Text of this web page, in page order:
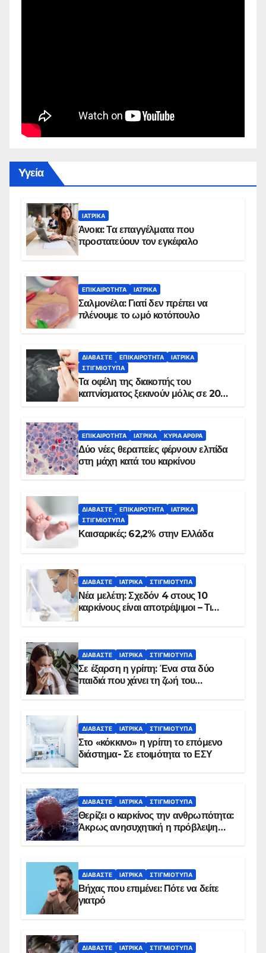
Yγεία
ΙΑΤΡΙΚΆ
Άνοια: Τα επαγγέλματα που
προστατεύουν τον εγκέφαλο
ΕΠΙΚΑΙΡΌΤΗΤΑ ΙΑΤΡΙΚΆ
Σαλμονέλα: Γιατί δεν πρέπει να
πλένουμε το ωμό κοτόπουλο
ΔΙΑΒΆΣΤΕ ΕΠΙΚΑΙΡΌΤΗΤΑ
ΙΑΤΡΙΚΆ
ΣΤΙΓΜΙΌΤΥΠΑ
Τα οφέλη της διακοπής του
καπνίσματος ξεκινούν μόλις σε 20
ΕΠΙΚΑΙΡΌΤΗΤΑ ΙΑΤΡΙΚΆ ΚΥΡΙΑ ΑΡΘΡΑ
Δύο νέες θεραπείες φέρνουν ελπίδα
στη μάχη κατά του καρκίνου
ΔΙΑΒΆΣΤΕ ΕΠΙΚΑΙΡΌΤΗΤΑ
ΙΑΤΡΙΚΆ
ΣΤΙΓΜΙΌΤΥΠΑ
Καισαρικές: 62,2% στην Ελλάδα
ΔΙΑΒΆΣΤΕ ΙΑΤΡΙΚΆ ΣΤΙΓΜΙΌΤΥΠΑ
Νέα μελέτη: Σχεδόν 4 στους 10
καρκίνους είναι αποτρέψιμοι – Τι
ΔΙΑΒΆΣΤΕ ΙΑΤΡΙΚΆ ΣΤΙΓΜΙΌΤΥΠΑ
Σε έξαρση η γρίπη: Ένα στα δύο
παιδιά που χάνει τη ζωή του
ΔΙΑΒΆΣΤΕ ΙΑΤΡΙΚΆ ΣΤΙΓΜΙΌΤΥΠΑ
Στο «κόκκινο» η γρίπη το επόμενο
διάστημα- Σε ετοιμότητα το ΕΣΥ
ΔΙΑΒΆΣΤΕ ΙΑΤΡΙΚΆ ΣΤΙΓΜΙΌΤΥΠΑ
Θερίζει ο καρκίνος την ανθρωπότητα:
Άκρως ανησυχητική η πρόβλεψη…
ΔΙΑΒΆΣΤΕ ΙΑΤΡΙΚΆ ΣΤΙΓΜΙΌΤΥΠΑ
Βήχας που επιμένει: Πότε να δείτε
γιατρό
ΔΙΑΒΆΣΤΕ ΙΑΤΡΙΚΆ ΣΤΙΓΜΙΌΤΥΠΑ